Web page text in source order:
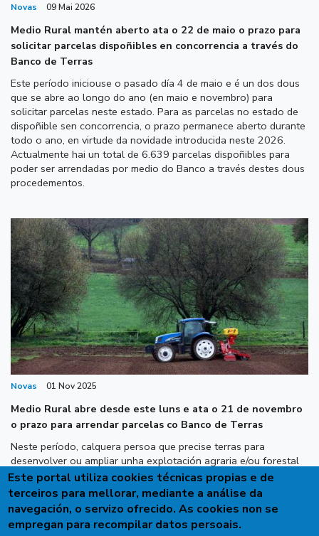
Novas 09 Mai 2026
Medio Rural mantén aberto ata o 22 de maio o prazo para
solicitar parcelas dispoñibles en concorrencia a través do
Banco de Terras
Este período iniciouse o pasado día 4 de maio e é un dos dous
que se abre ao longo do ano (en maio e novembro) para
solicitar parcelas neste estado. Para as parcelas no estado de
dispoñible sen concorrencia, o prazo permanece aberto durante
todo o ano, en virtude da novidade introducida neste 2026.
Actualmente hai un total de 6.639 parcelas dispoñibles para
poder ser arrendadas por medio do Banco a través destes dous
procedementos.
Novas 01 Nov 2025
Medio Rural abre desde este luns e ata o 21 de novembro
o prazo para arrendar parcelas co Banco de Terras
Neste período, calquera persoa que precise terras para
desenvolver ou ampliar unha explotación agraria e/ou forestal
ou para realizar un proxecto con outros fins pode dirixirse ao
Banco, que mantén unha listaxe actualizada das parcelas
dispoñibles. As solicitudes presentaranse preferiblemente por
vía telemática na sede electrónica da Xunta de Galicia ou desde
a páxina web do Banco de Terras de Galicia.
Este portal utiliza cookies técnicas propias e de
terceiros para mellorar, mediante a análise da
navegación, o servizo ofrecido. As cookies non se
empregan para recompilar datos persoais.